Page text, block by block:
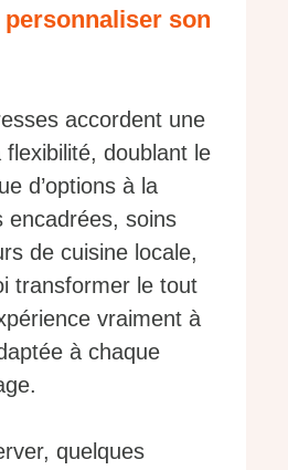
son
accordent une
flexibilité, doublant le
d’options à la
encadrées, soins
de cuisine locale,
transformer le tout
vraiment à
à chaque
quelques